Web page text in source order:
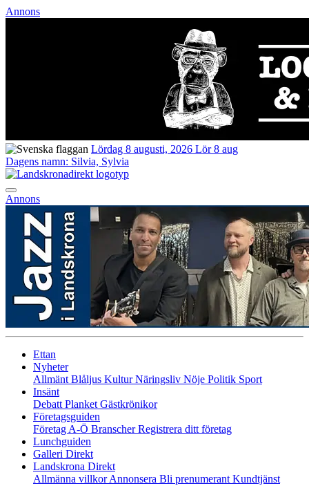
Annons
Lördag 8 augusti, 2026 Lör 8 aug
Dagens namn: Silvia, Sylvia
Annons
Ettan
Nyheter
Allmänt Blåljus KulturNäringsliv Nöje Politik Sport
Insänt
Debatt Planket Gästkrönikor
Företagsguiden
Företag A-Ö BranscherRegistrera ditt företag
Lunchguiden
Galleri Direkt
Landskrona Direkt
Allmänna villkorAnnonsera Bli prenumerant Kundtjänst